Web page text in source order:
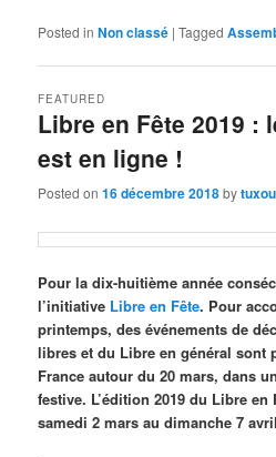
Posted in Non classé |Tagged
Libre en Fête 2019 :
est en ligne !
FEATURED
Posted on16 décembre 2018by
Pour la dix-huitième année
l’initiative Libre en Fête. Pour
printemps, des événements de
libres et du Libre en général sont
France autour du 20 mars, dans
festive. L’édition 2019 du Libre en
samedi 2 mars au dimanche 7